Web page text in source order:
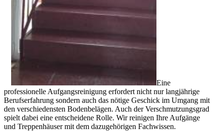
Eine
professionelle Aufgangsreinigung erfordert nicht nur langjährige
Berufserfahrung sondern auch das nötige Geschick im Umgang mit
den verschiedensten Bodenbelägen. Auch der Verschmutzungsgrad
spielt dabei eine entscheidene Rolle. Wir reinigen Ihre Aufgänge
und Treppenhäuser mit dem dazugehörigen Fachwissen.